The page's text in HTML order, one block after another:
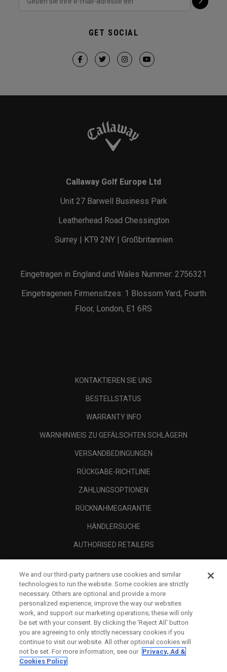
GET SOCIAL
Callaway Golf Europe Ltd
Unit 27 Barwell Business Park
Leatherhead Road Chessington
Surrey | KT9 2NY | Großbritannien
Eingetragen in England und Wales Nummer: 2756321
Eingetragenen Firmensitzes: 1 Blossom Yard, Fourth
Floor, London, E1 6RS
KONTAKTIEREN SIE UNS
BESTELLSTATUS
WARRANTY INFO
WARNHINWEIS ZU GEFÄLSCHTEN SCHLÄGERN
VERSANDBEDINGUNGEN
RÜCKGABE-RICHTLINIE
ZAHLUNGSOPTIONEN
RÜCKNAHMEGARANTIE
HÄNDLERSUCHE
AUTHORISED RETAILERS
UNTERNEHMENSPROFIL
RECHTLICHES-
We and our third-party partners use cookies and similar
technologies to run the website. Some cookies are strictly
necessary. Others are optional and provide a more
personalized experience, improve the way our websites
work, and support our marketing operations; these will only
be set with your consent. By clicking the ‘Reject All' button
you are agreeing to only strictly necessary cookies if you
continue to visit our website. All other optional cookies will
not be set. For more information, see our Privacy, Ad &
Cookies Policy